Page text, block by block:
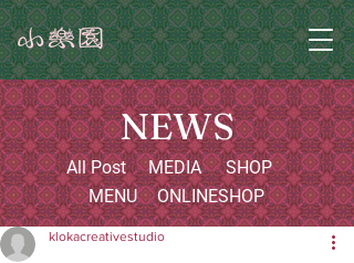
NEWS
All Post
MENU
MEDIA
SHOP
ONLINESHOP
klokacreativestudio